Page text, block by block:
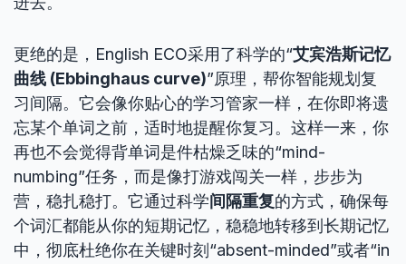
更绝的是，English ECO采用了科学的“艾宾浩斯记忆
曲线 (Ebbinghaus curve)”原理，帮你智能规划复
习间隔。它会像你贴心的学习管家一样，在你即将遗
忘某个单词之前，适时地提醒你复习。这样一来，你
再也不会觉得背单词是件枯燥乏味的“mind-
numbing”任务，而是像打游戏闯关一样，步步为
营，稳扎稳打。它通过科学间隔重复的方式，确保每
个词汇都能从你的短期记忆，稳稳地转移到长期记忆
中，彻底杜绝你在关键时刻“absent-minded”或者“in